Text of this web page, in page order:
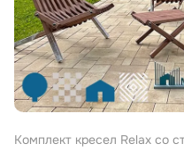
Комплект кресел Relax со